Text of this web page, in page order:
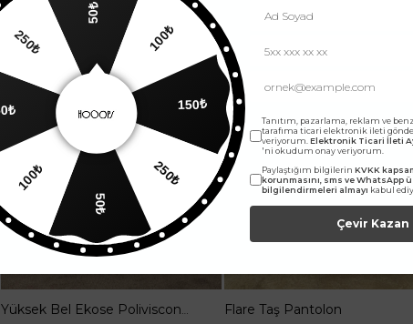
Yüksek Bel Ekose Poliviscon
Flare Taş Pantolon
100₺
250₺
100₺
250₺
Tanıtım, pazarlama, reklam ve
tarafıma ticari elektronik ileti
veriyorum. Elektronik Ticari İleti
'ni okudum onay veriyorum.
Paylaştığım bilgilerin KVKK
korunmasını, sms ve WhatsApp
bilgilendirmeleri almayı kabul
Çevir Kazan